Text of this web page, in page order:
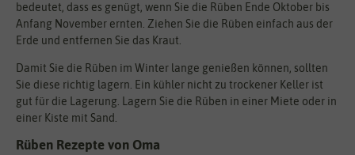
bedeutet, dass es genügt, wenn Sie die Rüben Ende Oktober bis
Anfang November ernten. Ziehen Sie die Rüben einfach aus der
Erde und entfernen Sie das Kraut.
Damit Sie die Rüben im Winter lange genießen können, sollten
Sie diese richtig lagern. Ein kühler nicht zu trockener Keller ist
gut für die Lagerung. Lagern Sie die Rüben in einer Miete oder in
einer Kiste mit Sand.
Rüben Rezepte von Oma